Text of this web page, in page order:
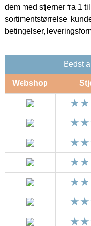
dem med stjerner fra 1
sortimentstørrelse,
betingelser,
Bedst
Webshop